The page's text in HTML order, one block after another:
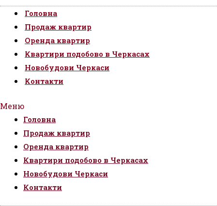
Головна
Продаж квартир
Оренда квартир
Квартири подобово в Черкасах
Новобудови Черкаси
Контакти
Меню
Головна
Продаж квартир
Оренда квартир
Квартири подобово в Черкасах
Новобудови Черкаси
Контакти